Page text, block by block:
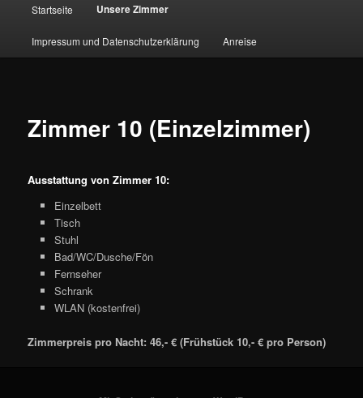
Startseite Unsere Zimmer
Impressum und Datenschutzerklärung Anreise
Zimmer 10 (Einzelzimmer)
Ausstattung von Zimmer 10:
Einzelbett
Tisch
Stuhl
Bad/WC/Dusche/Fön
Fernseher
Schrank
WLAN (kostenfrei)
Zimmerpreis pro Nacht: 46,- € (Frühstück 10,- € pro Person)